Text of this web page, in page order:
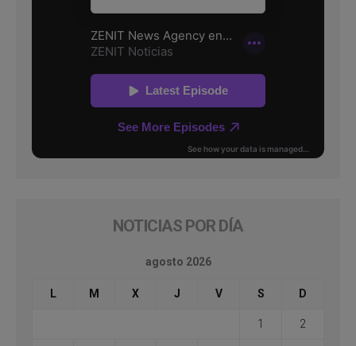
NOTICIAS POR DÍA
agosto 2026
L M X J V S D
1 2